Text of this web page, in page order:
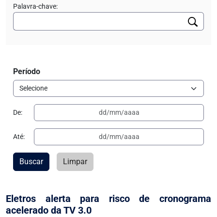
Eletros alerta para risco de cronograma
acelerado da TV 3.0
Palavra-chave:
Período
De:
Até:
Buscar Limpar